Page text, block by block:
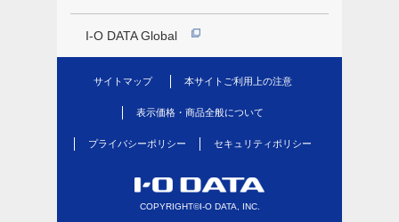
I-O DATA Global
サイトマップ 本サイトご利用上の注意
表示価格・商品全般について
プライバシーポリシー セキュリティポリシー
COPYRIGHT©I-O DATA, INC.